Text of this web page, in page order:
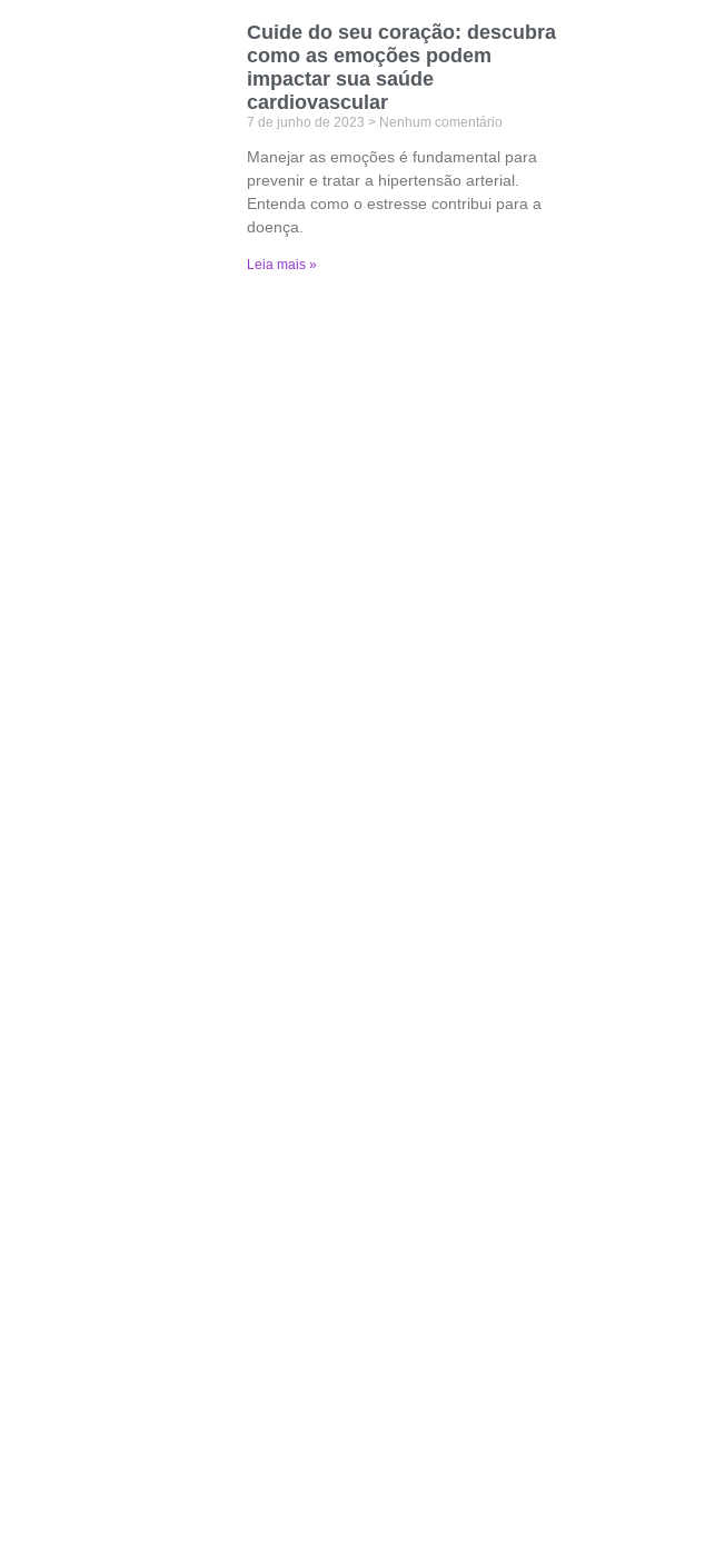
Cuide do seu coração: descubra
como as emoções podem
impactar sua saúde
cardiovascular
7 de junho de 2023 Nenhum comentário
Manejar as emoções é fundamental para
prevenir e tratar a hipertensão arterial.
Entenda como o estresse contribui para a
doença.
Leia mais »